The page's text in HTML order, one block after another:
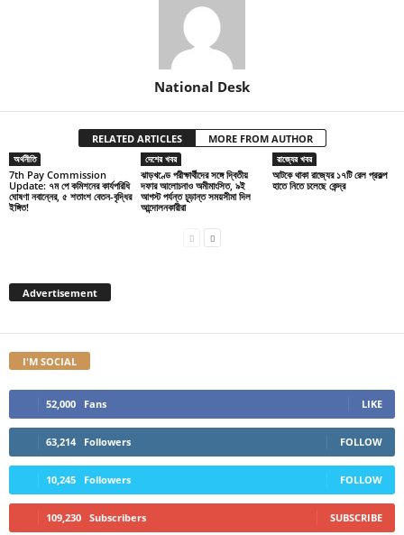
National Desk
RELATED ARTICLES MORE FROM AUTHOR
অর্থনীতি
7th Pay Commission
Update: ৭ম পে কমিশনের কার্যপরিধি
ঘোষণা নবান্নের, ৫ শতাংশ বেতন-বৃদ্ধির
ইঙ্গিত!
দেশের খবর
ঝাড়খণ্ডে পরীক্ষার্থীদের সঙ্গে দ্বিতীয়
দফার আলোচনাও অমীমাংসিত, ৯ই
আগস্ট পর্যন্ত চূড়ান্ত সময়সীমা দিল
আন্দোলনকারীরা
রাজ্যের খবর
আটকে থাকা রাজ্যের ১৭টি রেল প্রকল্প
হাতে নিতে চলেছে কেন্দ্র
Advertisement
I'M SOCIAL
52,000 Fans LIKE
63,214 Followers FOLLOW
10,245 Followers FOLLOW
109,230 Subscribers SUBSCRIBE